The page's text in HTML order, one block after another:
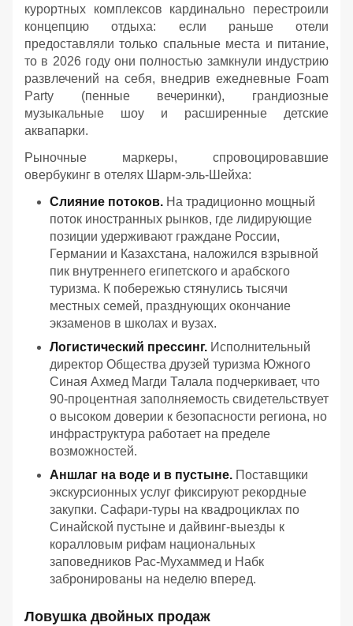
курортных комплексов кардинально перестроили
концепцию отдыха: если раньше отели
предоставляли только спальные места и питание,
то в 2026 году они полностью замкнули индустрию
развлечений на себя, внедрив ежедневные Foam
Party (пенные вечеринки), грандиозные
музыкальные шоу и расширенные детские
аквапарки.
Рыночные маркеры, спровоцировавшие
овербукинг в отелях Шарм-эль-Шейха:
Слияние потоков. На традиционно мощный
поток иностранных рынков, где лидирующие
позиции удерживают граждане России,
Германии и Казахстана, наложился взрывной
пик внутреннего египетского и арабского
туризма. К побережью стянулись тысячи
местных семей, празднующих окончание
экзаменов в школах и вузах.
Логистический прессинг. Исполнительный
директор Общества друзей туризма Южного
Синая Ахмед Магди Талала подчеркивает, что
90-процентная заполняемость свидетельствует
о высоком доверии к безопасности региона, но
инфраструктура работает на пределе
возможностей.
Аншлаг на воде и в пустыне. Поставщики
экскурсионных услуг фиксируют рекордные
закупки. Сафари-туры на квадроциклах по
Синайской пустыне и дайвинг-выезды к
коралловым рифам национальных
заповедников Рас-Мухаммед и Набк
забронированы на неделю вперед.
Ловушка двойных продаж